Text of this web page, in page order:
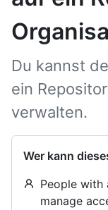
Du kannst
ein
verwalten.
Wer kann
People with
manage